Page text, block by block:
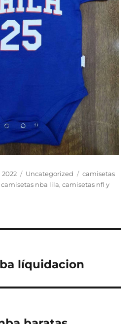
2022 Categorías
Uncategorized Etiquetas
camisetas
camisetas nba lila,camisetas nfl y
líquidacion